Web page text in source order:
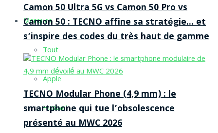
Marques
Tout
Apple
Huawei
Camon 50 Ultra 5G vs Camon 50 Pro vs
Camon 50 : TECNO affine sa stratégie… et
s’inspire des codes du très haut de gamme
TECNO Modular Phone (4,9 mm) : le
smartphone qui tue l’obsolescence
présenté au MWC 2026